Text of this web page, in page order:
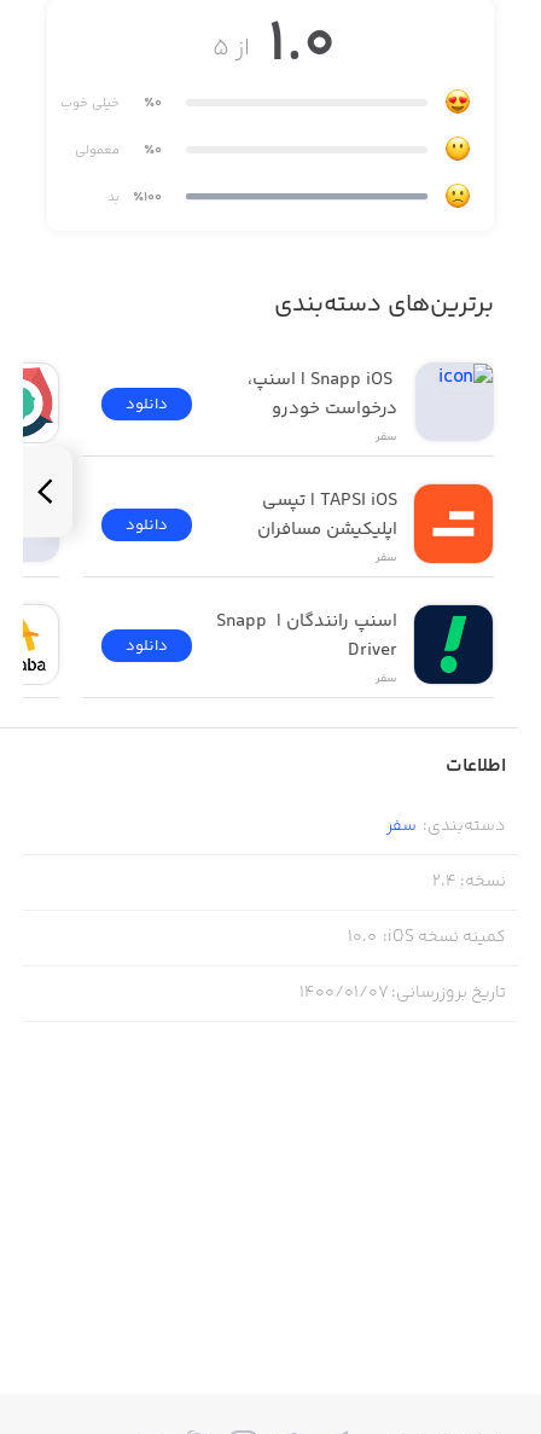
از ۵ 1.0
٪0 خیلی خوب
٪0 معمولی
٪100 بد
برترین‌های دسته‌بندی
درخواست خودرو
سفر
دانلود
اپلیکیشن مسافران
سفر
دانلود
اسنپ رانندگان | Snapp
Driver
سفر
دانلود
اطلاعات
دسته‌بندی: سفر
نسخه:
2.4
کمینه نسخه iOS :
10.0
تاریخ بروزرسانی:۱۴۰۰/۰۱/۰۷